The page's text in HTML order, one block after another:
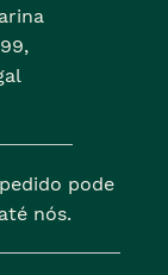
pode
nós.